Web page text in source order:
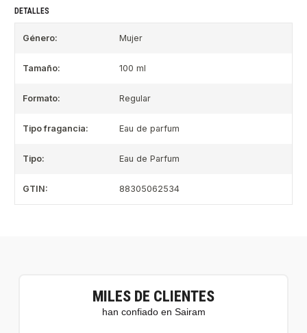
DETALLES
Género: Mujer
Tamaño: 100 ml
Formato: Regular
Tipo fragancia: Eau de parfum
Tipo: Eau de Parfum
GTIN: 88305062534
MILES DE CLIENTES
han confiado en Sairam